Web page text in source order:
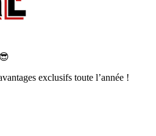
exclusifs toute l’année !